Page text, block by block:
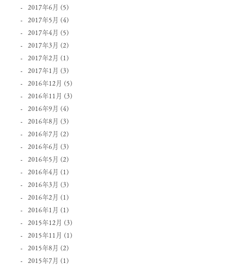
2017年6月 (5)
2017年5月 (4)
2017年4月 (5)
2017年3月 (2)
2017年2月 (1)
2017年1月 (3)
2016年12月 (5)
2016年11月 (3)
2016年9月 (4)
2016年8月 (3)
2016年7月 (2)
2016年6月 (3)
2016年5月 (2)
2016年4月 (1)
2016年3月 (3)
2016年2月 (1)
2016年1月 (1)
2015年12月 (3)
2015年11月 (1)
2015年8月 (2)
2015年7月 (1)